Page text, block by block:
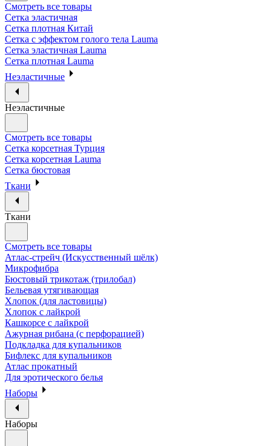
Смотреть все товары
Сетка эластичная
Сетка плотная Китай
Сетка с эффектом голого тела Lauma
Сетка эластичная Lauma
Сетка плотная Lauma
Неэластичные
Неэластичные
Смотреть все товары
Сетка корсетная Турция
Сетка корсетная Lauma
Сетка бюстовая
Ткани
Ткани
Смотреть все товары
Атлас-стрейч (Искусственный шёлк)
Микрофибра
Бюстовый трикотаж (трилобал)
Бельевая утягивающая
Хлопок (для ластовицы)
Хлопок с лайкрой
Кашкорсе с лайкрой
Ажурная рибана (с перфорацией)
Подкладка для купальников
Бифлекс для купальников
Атлас прокатный
Для эротического белья
Наборы
Наборы